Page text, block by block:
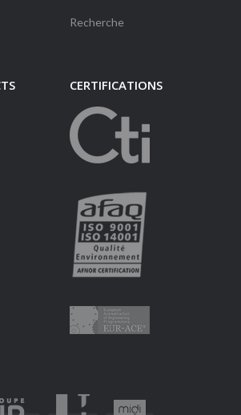
Recherche
CERTIFICATIONS